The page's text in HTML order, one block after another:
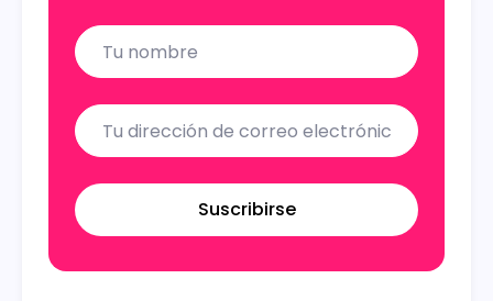
Name
Email
Suscribirse